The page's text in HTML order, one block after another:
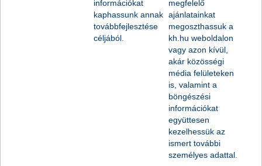
8360 Keszthely Fő tér 6-8.
információkat
kaphassunk annak
továbbfejlesztése
céljából.
megfelelő
ajánlatainkat
megoszthassuk a
kh.hu weboldalon
vagy azon kívül,
akár közösségi
média felületeken
is, valamint a
böngészési
információkat
együttesen
kezelhessük az
ismert további
személyes adattal.